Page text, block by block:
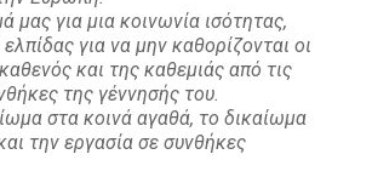
μας για μια κοινωνία ισότητας,
για να μην καθορίζονται οι
και της καθεμιάς από τις
της γέννησής του.
στα κοινά αγαθά, το δικαίωμα
την εργασία σε συνθήκες